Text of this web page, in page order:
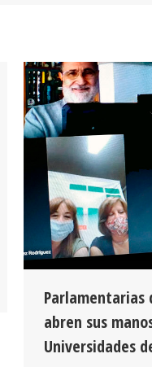
Parlamentarias
abren sus
Universidades